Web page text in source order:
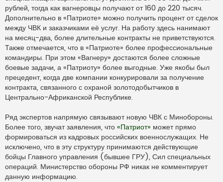
рублей, тогда как вагнеровцы получают от 160 до 220 тысяч.
Дополнительно в «Патриоте» можно получить процент от сделок
между ЧВК и заказчиками её услуг. На работу здесь нанимают
на месяц-два, более длительные контракты не приветствуются.
Также отмечается, что в «Патриоте» более профессиональные
командиры. При этом «Вагнеру» достаются более сложные
боевые задачи, а «Патриоту» более выгодные. Уже якобы был
прецедент, когда две компании конкурировали за получение
контракта, связанного с охраной золотодобытчиков в
Центрально-Африканской Республике.
Ряд экспертов напрямую связывают новую ЧВК с Минобороны.
Более того, звучат заявления, что «Патриот» может прямо
формироваться из кадровых российских военнослужащих. Не
исключено, что в эту структуру принимаются действующие
бойцы Главного управления (бывшее ГРУ), Сил специальных
операций. Министерство обороны РФ никак не комментирует
данную информацию.